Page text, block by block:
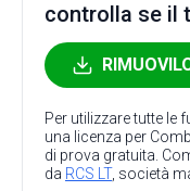
controlla se il
Per utilizzare tutte le
una licenza per
di prova gratuita.
da RCS LT, società